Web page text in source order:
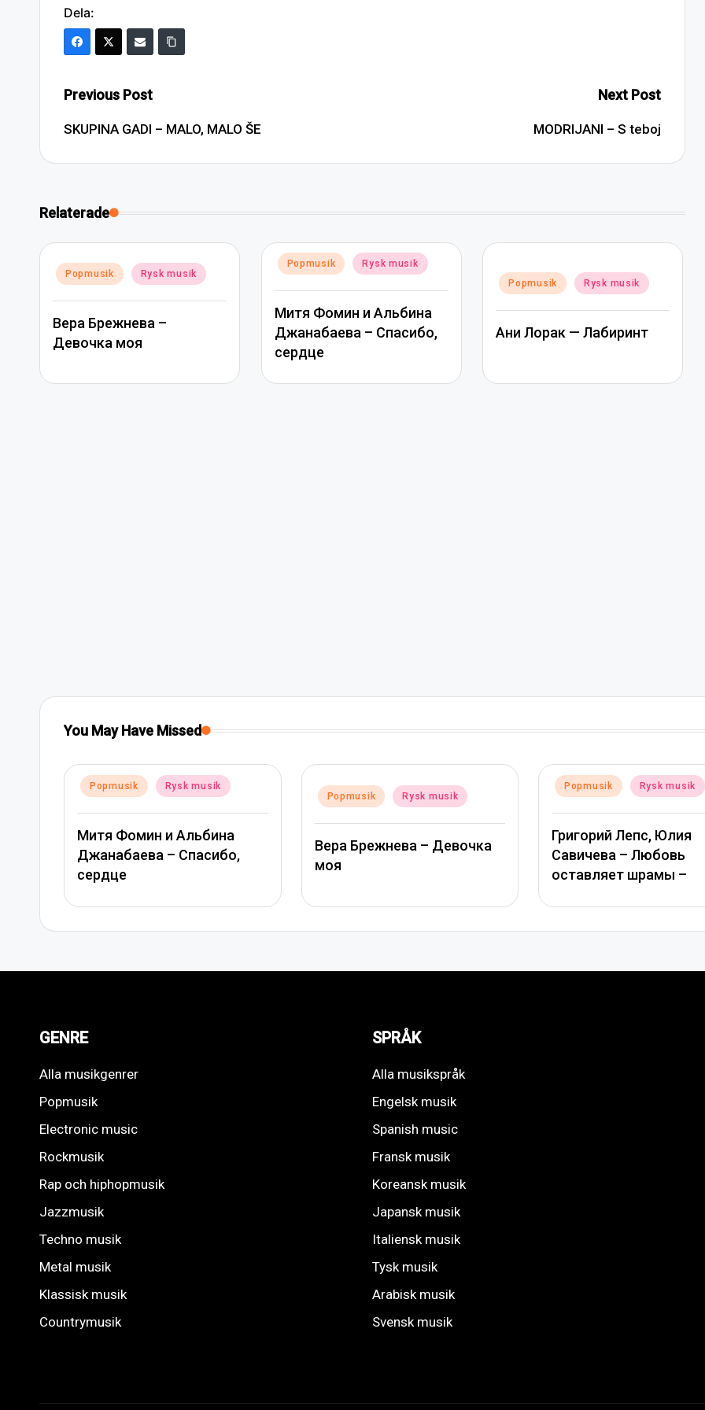
Dela:
Post
navigation
Previous Post
SKUPINA GADI – MALO, MALO ŠE
Next Post
MODRIJANI – S teboj
Relaterade
Posted
Popmusik Rysk musik
Вера Брежнева –
Девочка моя
Posted
Popmusik Rysk musik
Митя Фомин и Альбина
Джанабаева – Спасибо,
сердце
Posted
Popmusik Rysk musik
Ани Лорак — Лабиринт
You May Have Missed
Posted
in
Popmusik Rysk musik
Вера Брежнева – Девочка
моя
Posted
in
Popmusik Rysk musik
Савичева – Любовь
оставляет шрамы –
Ани Лорак —
GENRE
Alla musikgenrer
Popmusik
Electronic music
Rockmusik
Rap och hiphopmusik
Jazzmusik
Techno musik
Metal musik
Klassisk musik
Countrymusik
SPRÅK
Alla musikspråk
Engelsk musik
Spanish music
Fransk musik
Koreansk musik
Japansk musik
Italiensk musik
Tysk musik
Arabisk musik
Svensk musik